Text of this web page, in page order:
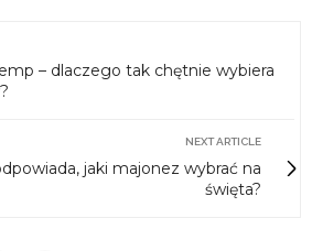
– dlaczego tak chętnie wybiera
NEXT ARTICLE
jaki majonez wybrać na
święta?